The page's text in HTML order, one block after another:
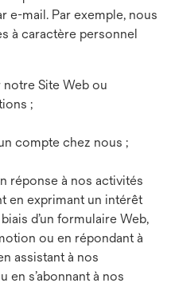
e-mail. Par exemple, nous
à caractère personnel
Site Web ou
;
compte chez nous ;
réponse à nos activités
en exprimant un intérêt
d’un formulaire Web,
ou en répondant à
assistant à nos
en s’abonnant à nos